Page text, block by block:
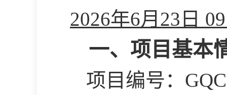
2026年6月23日
一、项目基本
项目编号：